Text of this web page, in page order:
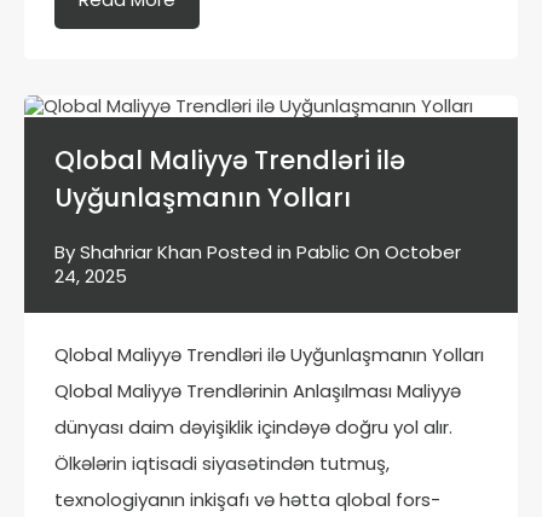
Qlobal Maliyyə Trendləri ilə
Uyğunlaşmanın Yolları
ByShahriar Khan Posted in PablicOn October
24, 2025
Qlobal Maliyyə Trendləri ilə Uyğunlaşmanın Yolları
Qlobal Maliyyə Trendlərinin Anlaşılması Maliyyə
dünyası daim dəyişiklik içindəyə doğru yol alır.
Ölkələrin iqtisadi siyasətindən tutmuş,
texnologiyanın inkişafı və hətta qlobal fors-